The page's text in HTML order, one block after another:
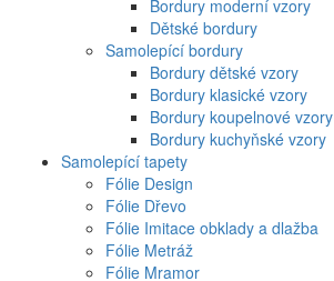
Bordury moderní vzory
Dětské bordury
Samolepící bordury
Bordury dětské vzory
Bordury klasické vzory
Bordury koupelnové vzory
Bordury kuchyňské vzory
Samolepící tapety
Fólie Design
Fólie Dřevo
Fólie Imitace obklady a dlažba
Fólie Metráž
Fólie Mramor